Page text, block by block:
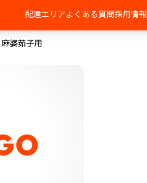
配達エリアよくある質問採用情報
婆茹子用